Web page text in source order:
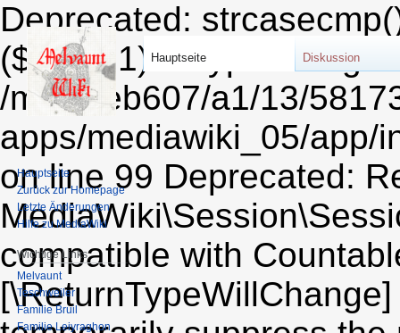
Deprecated:
($string1) of type string
/mnt/web607/a1/13/
apps/mediawiki_05/app/
on line 99 Deprecated:
compatible with
Hauptseite Diskussion
Hauptseite
Zurück zur Homepage
Letzte Änderungen
Hilfe zu MediaWiki
Wichtige Links
Melvaunt
Teschweiler
Familie Bruil
Familie Leiyraghon